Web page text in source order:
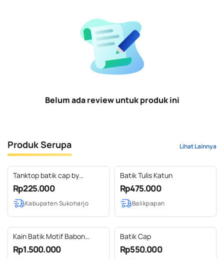
Belum ada review untuk produk ini
Produk Serupa Lihat Lainnya
Tanktop batik cap by
middaclo warna Ungu navy -
outer tanktop - tanktop
Rp225.000
Kabupaten Sukoharjo
Batik Tulis Katun
Rp475.000
Balikpapan
Kain Batik Motif Babon
Angrem
Rp1.500.000
Batik Cap
Rp550.000